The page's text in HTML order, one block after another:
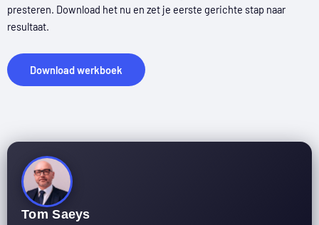
presteren. Download het nu en zet je eerste gerichte stap naar
resultaat.
Download werkboek
Tom Saeys